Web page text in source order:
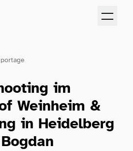
im
Weinheim &
in Heidelberg